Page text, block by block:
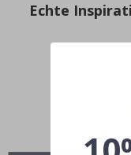
Echte
Teile